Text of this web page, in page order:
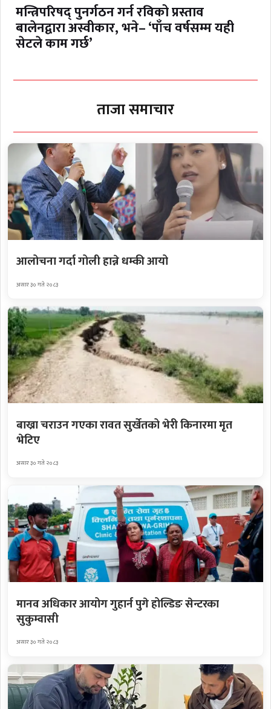
मन्त्रिपरिषद् पुनर्गठन गर्न रविको प्रस्ताव
बालेनद्वारा अस्वीकार, भने– ‘पाँच वर्षसम्म यही
सेटले काम गर्छ’
ताजा समाचार
आलोचना गर्दा गोली हान्ने धम्की आयो
असार ३० गते २०८३
बाख्रा चराउन गएका रावत सुर्खेतको भेरी किनारमा मृत
भेटिए
असार ३० गते २०८३
मानव अधिकार आयोग गुहार्न पुगे होल्डिङ सेन्टरका
सुकुम्वासी
असार ३० गते २०८३